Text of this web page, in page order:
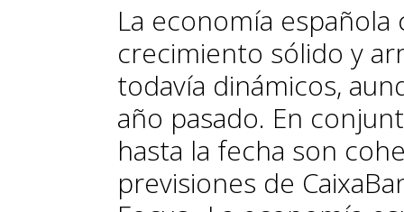
La economía
crecimiento sólido y
todavía dinámicos,
año pasado. En
hasta la fecha son
previsiones de